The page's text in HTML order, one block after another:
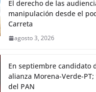
El derecho de las
manipulación desde el
Carreta
agosto 3, 2026
En septiembre candidato
alianza Morena-Verde-
del PAN